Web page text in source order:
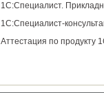
1С:Специалист.
1С:Специалист-
Аттестация по продукту